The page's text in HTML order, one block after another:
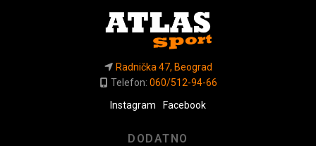
Radnička 47, Beograd
Telefon: 060/512-94-66
Instagram
Facebook
DODATNO